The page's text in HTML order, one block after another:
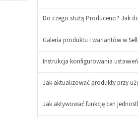
-
+
Do czego służą Producenci? Jak
Galeria produktu i wariantów w
+
Instrukcja konfigurowania
Jak aktualizować produkty przy
Jak aktywować funkcję cen